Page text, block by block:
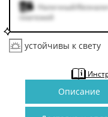
Наличный/
платежей
устойчивы к свету
Описание